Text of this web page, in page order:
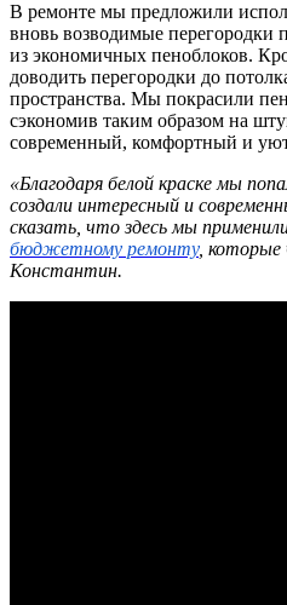
В ремонте мы предложили
вновь возводимые
из экономичных пеноблоков.
доводить перегородки до
пространства. Мы покрасили
сэкономив таким образом на
современный, комфортный и
«Благодаря белой краске мы
создали интересный и
сказать, что здесь мы
бюджетному ремонту, которые
Константин.